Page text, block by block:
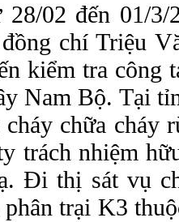
02 đến 01/
chí Triệu
kiểm tra công
Nam Bộ. Tại
cháy chữa cháy
trách nhiệm
Đi thị sát vụ
trại K3